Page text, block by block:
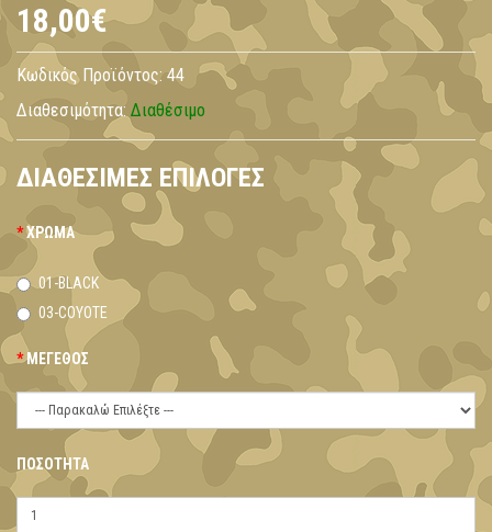
18,00€
Κωδικός Προϊόντος: 44
Διαθεσιμότητα: Διαθέσιμο
ΔΙΑΘΈΣΙΜΕΣ ΕΠΙΛΟΓΈΣ
ΧΡΏΜΑ
01-BLACK
03-COYOTE
ΜΈΓΕΘΟΣ
ΠΟΣΌΤΗΤΑ